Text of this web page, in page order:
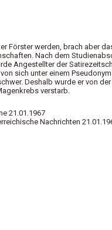
Förster werden, brach aber
Nach dem
Angestellter der
sich unter einem
Deshalb wurde er von
verstarb.
21.01.1967
Nachrichten